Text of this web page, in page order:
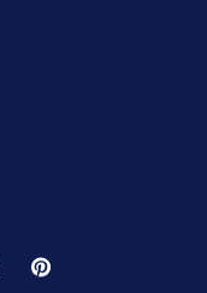
Pinterest